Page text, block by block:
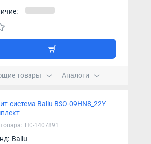
товары Аналоги
система Ballu BSO-09HN8_22Y
НС-1407891
Ballu